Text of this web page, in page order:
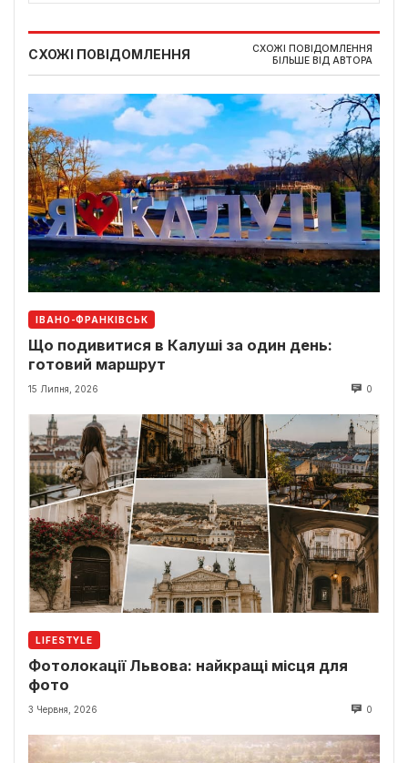
СХОЖІ ПОВІДОМЛЕННЯ
СХОЖІ ПОВІДОМЛЕННЯ
БІЛЬШЕ ВІД АВТОРА
ІВАНО-ФРАНКІВСЬК
Що подивитися в Калуші за один день:
готовий маршрут
15 Липня, 2026 0
LIFESTYLE
Фотолокації Львова: найкращі місця для
фото
3 Червня, 2026 0